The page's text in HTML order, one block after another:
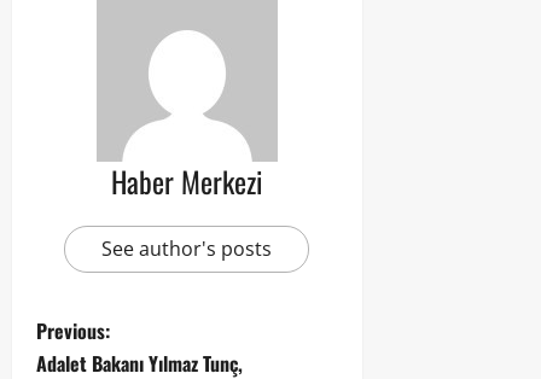
Haber Merkezi
See author's posts
Previous:
Adalet Bakanı Yılmaz Tunç,